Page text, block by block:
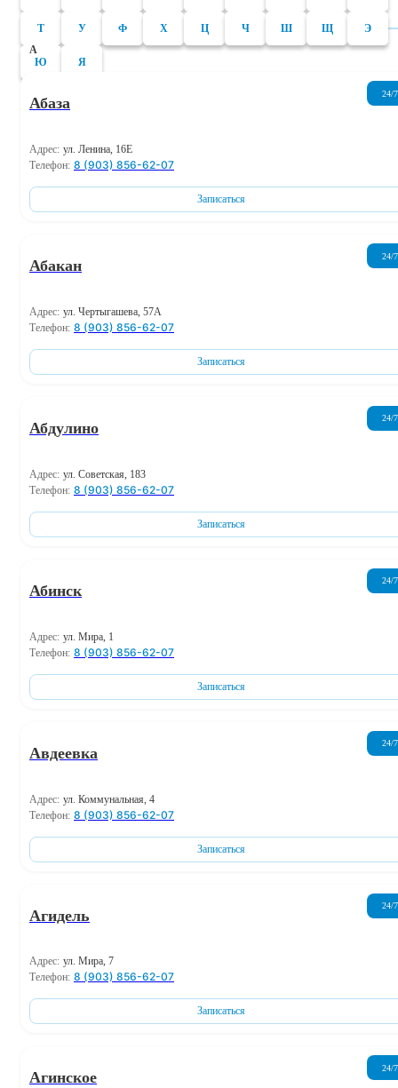
Т У Ф Х Ц Ч Ш Щ Э
Ю Я
А
Абаза
24/7
Адрес: ул. Ленина, 16Е
Телефон: 8 (903) 856-62-07
Записаться
Абакан
24/7
Адрес: ул. Чертыгашева, 57А
Телефон: 8 (903) 856-62-07
Записаться
Абдулино
24/7
Адрес: ул. Советская, 183
Телефон: 8 (903) 856-62-07
Записаться
Абинск
24/7
Адрес: ул. Мира, 1
Телефон: 8 (903) 856-62-07
Записаться
Авдеевка
24/7
Адрес: ул. Коммунальная, 4
Телефон: 8 (903) 856-62-07
Записаться
Агидель
24/7
Адрес: ул. Мира, 7
Телефон: 8 (903) 856-62-07
Записаться
Агинское
24/7